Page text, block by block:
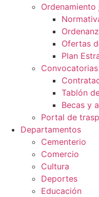
Ordenamiento
Ofertas
Plan
Tablón
Becas y
Portal de
Departamentos
Cementerio
Comercio
Cultura
Deportes
Educación